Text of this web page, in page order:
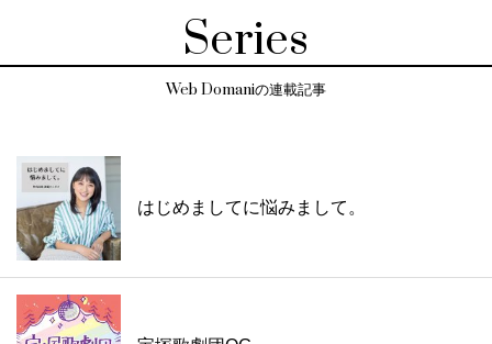
Series
Web Domaniの連載記事
はじめましてに悩みまして。